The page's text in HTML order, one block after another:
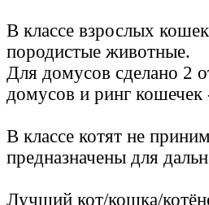
В классе взрослых
породистые животные.
Для домусов сделано 2
домусов и ринг
В классе котят не
предназначены для
Лучший кот/кошка/